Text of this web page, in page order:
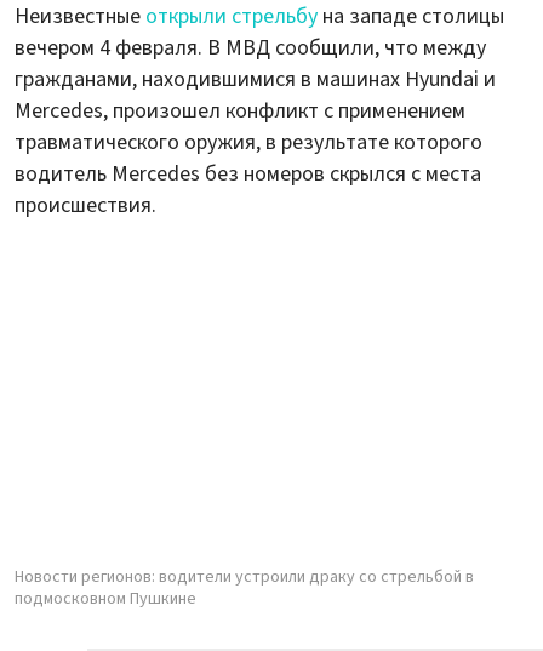
Неизвестные открыли стрельбу на западе столицы
вечером 4 февраля. В МВД сообщили, что между
гражданами, находившимися в машинах Hyundai и
Mercedes, произошел конфликт с применением
травматического оружия, в результате которого
водитель Merсedes без номеров скрылся с места
происшествия.
Новости регионов: водители устроили драку со стрельбой в
подмосковном Пушкине